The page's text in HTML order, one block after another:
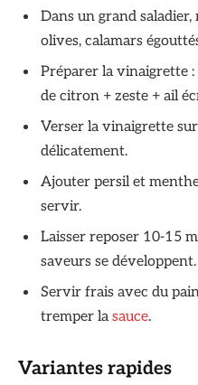
Dans un grand
olives, calamars
Préparer la vinaigrette :
de citron + zeste + ail
Verser la vinaigrette
délicatement.
Ajouter persil et
servir.
Laisser reposer 10-15
saveurs se développent.
Servir frais avec du
tremper la sauce.
Variantes rapides